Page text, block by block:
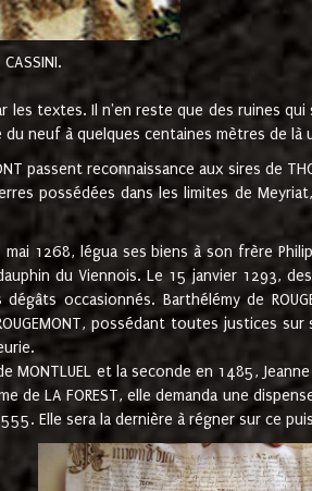
les textes. Il n'en reste que des ruines
neuf à quelques centaines mètres de là
passent reconnaissance aux sires de
possédées dans les limites de
1268, légua ses biens à son frère
du Viennois. Le 15 janvier 1293,
occasionnés. Barthélémy de
possédant toutes justices
MONTLUEL et la seconde en 1485,
de LA FOREST, elle demanda une
Elle sera la dernière à régner sur ce